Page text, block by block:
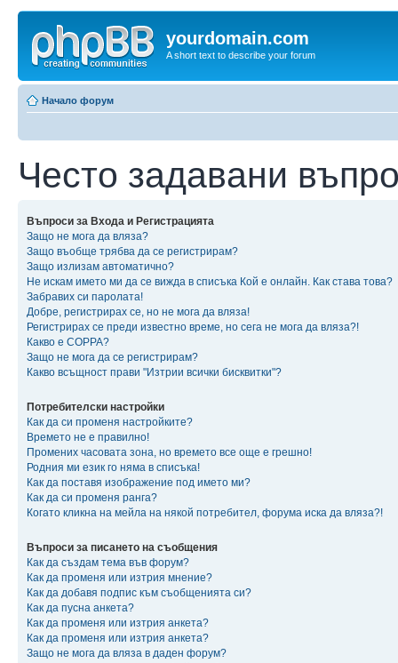
yourdomain.com
A short text to describe your forum
Начало форум
Често задавани
Въпроси за Входа и Регистрацията
Защо не мога да вляза?
Защо въобще трябва да се регистрирам?
Защо излизам автоматично?
Не искам името ми да се вижда в списъка Кой е онлайн. Как става това?
Забравих си паролата!
Добре, регистрирах се, но не мога да вляза!
Регистрирах се преди известно време, но сега не мога да вляза?!
Какво е COPPA?
Защо не мога да се регистрирам?
Какво всъщност прави "Изтрии всички бисквитки"?
Потребителски настройки
Как да си променя настройките?
Времето не е правилно!
Промених часовата зона, но времето все още е грешно!
Родния ми език го няма в списъка!
Как да поставя изображение под името ми?
Как да си променя ранга?
Когато кликна на мейла на някой потребител, форума иска да вляза?!
Въпроси за писането на съобщения
Как да създам тема във форум?
Как да променя или изтрия мнение?
Как да добавя подпис към съобщенията си?
Как да пусна анкета?
Как да променя или изтрия анкета?
Как да променя или изтрия анкета?
Защо не мога да вляза в даден форум?